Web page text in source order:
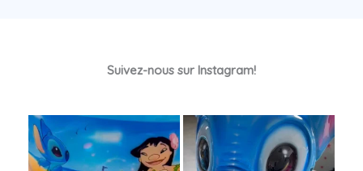
Suivez-nous sur Instagram!